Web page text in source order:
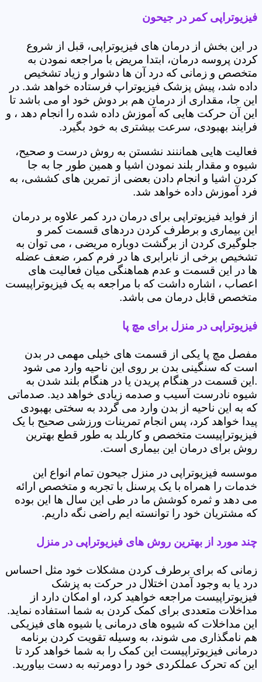
فیزیوتراپی کمر در جیحون
در این بخش از درمان های فیزیوتراپی، قبل از شروع
کردن پروسه درمان، ابتدا مریض با مراجعه نمودن به
متخصص و زمانی که درد آن ها دشوار و زیاد تشخیص
داده شد، پیش پزشک فیزیوتراپ فرستاده خواهد شد. در
این جا، مقداری از درمان هم بر دوش خود او می باشد تا
این آن حرکت هایی که آموزش داده شده را انجام دهد ، و
فرایند بهبودی، سرعت بیشتری به خود بگیرد.
فعالیت هایی هماننند نشستن به روش درست و صحیح،
شیوه و مقدار بلند نمودن اشیا و همین طور جا به جا
کردن اشیا و انجام دادن بعضی از تمرین های کششی، به
فرد آموزش داده خواهد شد.
از فواید فیزیوتراپی برای درمان درد کمر علاوه بر درمان
این بیماری و برطرف کردن دردهای قسمت کمر و
جلوگیری کردن از برگشت دوباره مریضی ، می توان به
تشخیص برخی از نابرابری ها در فرم کمر، ضعف عضله
ها در این قسمت و عدم هماهنگی میان فعالیت های
اعصاب ، اشاره داشت که با مراجعه به یک فیزیوتراپیست
متخصص قابل درمان می باشد.
فیزیوتراپی در منزل برای مچ پا
مفصل مچ پا یکی از قسمت های خیلی مهمی در بدن
است که سنگینی بدن بر روی این ناحیه وارد می شود
.این قسمت در هنگام پریدن یا در هنگام بلند شدن به
شیوه نادرست آسیب و صدمه زیادی خواهد دید. صدماتی
که به این ناحیه از بدن وارد می گردد به سختی بهبودی
پیدا خواهد کرد، پس انجام تمرینات ورزشی صحیح با یک
فیزیوتراپیست متخصص و کاربلد به طور قطع بهترین
روش برای درمان این بیماری است.
موسسه فیزیوتراپی در منزل جیحون تمام انواع این
خدمات را همراه با یک پرسنل با تجربه و متخصص ارائه
می دهد و ثمره کوشش ما در طی این سال ها این بوده
که مشتریان خود را توانسته ایم راضی نگه داریم.
چند مورد از بهترین روش های فیزیوتراپی در منزل
زمانی که برای برطرف کردن مشکلات خود مثل احساس
درد یا به وجود آمدن اختلال در حرکت به پزشک
فیزیوتراپیست مراجعه خواهید کرد، او امکان دارد از
مداخلات متعددی برای کمک کردن به شما استفاده نماید.
این مداخلات که شیوه های درمانی یا شیوه های فیزیکی
هم نامگذاری می شوند، به وسیله تقویت کردن برنامه
درمانی فیزیوتراپیست این کمک را به شما خواهد کرد تا
این که تحرک عملکردی خود را دومرتبه به دست بیاورید.